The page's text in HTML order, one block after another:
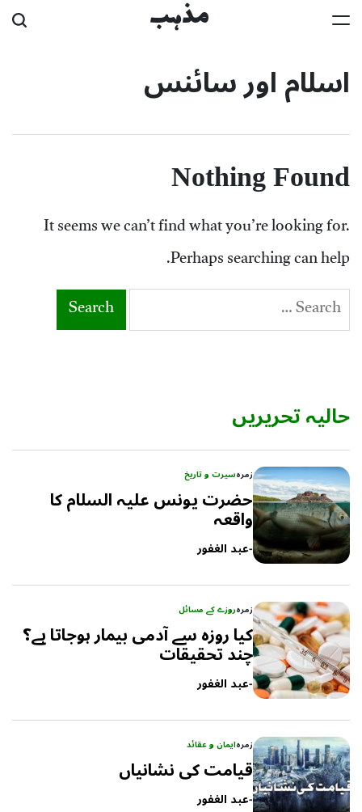
Skip
content
مذہب
اسلام اور سائنس
Nothing Found
It seems we can’t find what you’re looking for.
Perhaps searching can help.
Search
for:
حالیہ تحریریں
زمرہسیرت و تاریخ
حضرت یونس علیہ السلام کا
واقعہ
-عبد الغفور
زمرہروزے کے مسائل
کیا روزہ سے آدمی بیمار ہوجاتا ہے؟
چند تحقیقات
-عبد الغفور
زمرہایمان و عقائد
قیامت کی نشانیاں
-عبد الغفور